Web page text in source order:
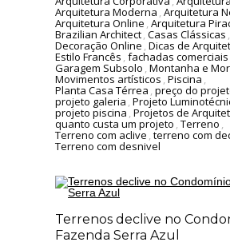
Arquitetura Moderna Arquitetura
Arquitetura Online Arquitetura
Brazilian Architect Casas Clássicas
Decoração Online Dicas de
Estilo Francês fachadas comerciais
Garagem Subsolo Montanha e
Movimentos artísticos Piscina
Planta Casa Térrea preço do
projeto galeria Projeto
projeto piscina Projetos de
quanto custa um projeto Terreno
Terreno com aclive terreno com
Terreno com desnivel
Terrenos declive no
Fazenda Serra Azul